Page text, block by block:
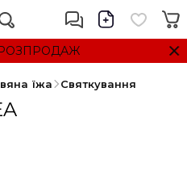
їжа Святкування